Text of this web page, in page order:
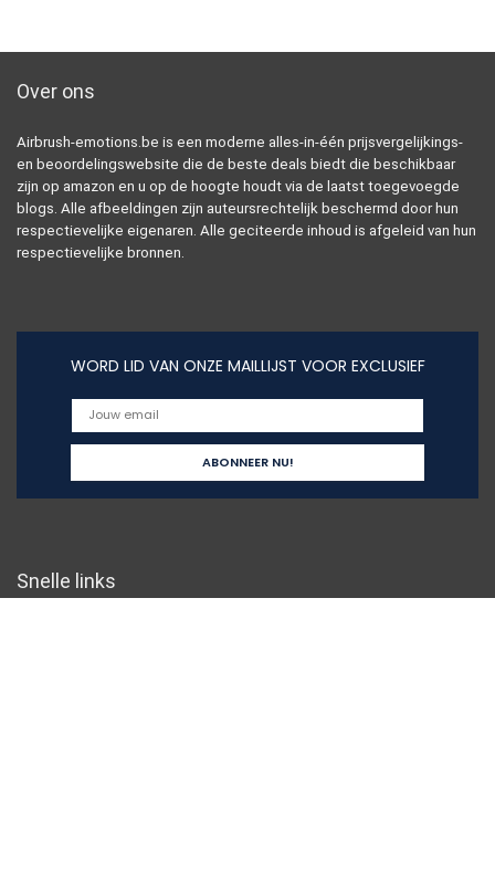
Over ons
Airbrush-emotions.be is een moderne alles-in-één prijsvergelijkings-
en beoordelingswebsite die de beste deals biedt die beschikbaar
zijn op amazon en u op de hoogte houdt via de laatst toegevoegde
blogs. Alle afbeeldingen zijn auteursrechtelijk beschermd door hun
respectievelijke eigenaren. Alle geciteerde inhoud is afgeleid van hun
respectievelijke bronnen.
WORD LID VAN ONZE MAILLIJST VOOR EXCLUSIEF
Snelle links